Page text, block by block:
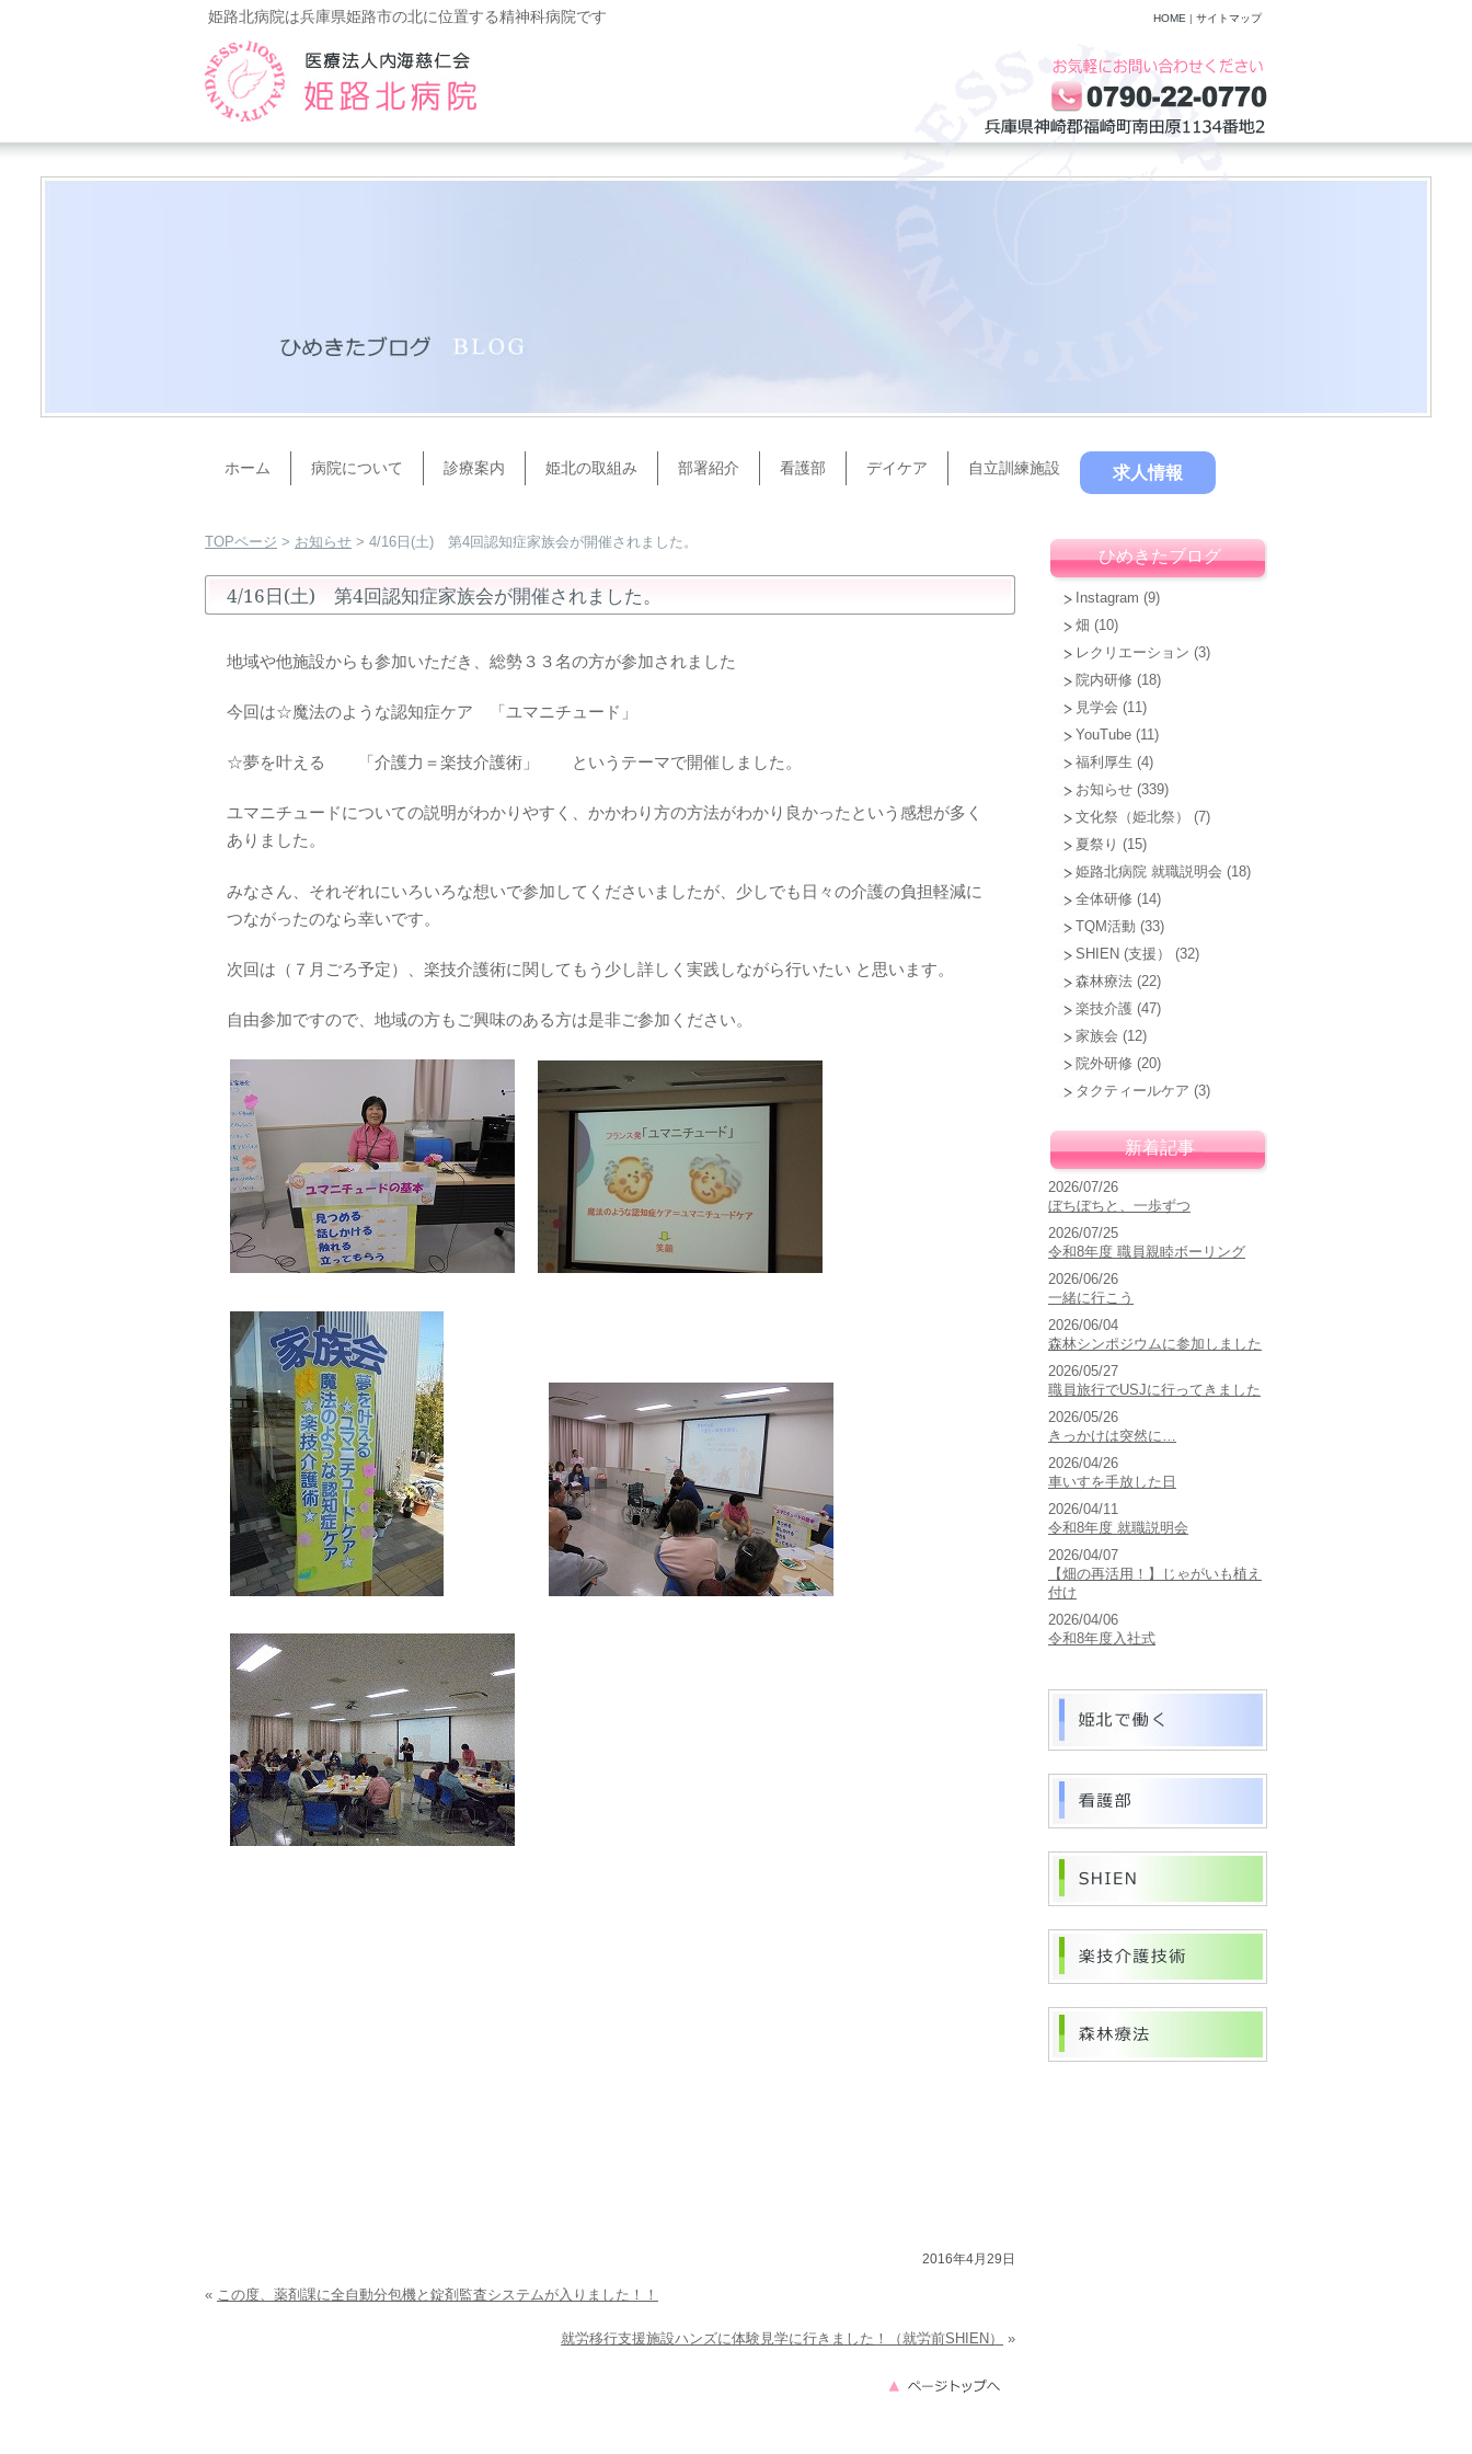
姫路北病院は兵庫県姫路市の北に位置する精神科病院です HOME | サイトマップ
ホーム 病院について 診療案内 姫北の取組み 部署紹介 看護部 デイケア 自立訓練施設 求人情報
TOPページ > お知らせ > 4/16日(土) 第4回認知症家族会が開催されました。
4/16日(土) 第4回認知症家族会が開催されました。
地域や他施設からも参加いただき、総勢３３名の方が参加されました
今回は☆魔法のような認知症ケア 「ユマニチュード」
☆夢を叶える 「介護力＝楽技介護術」 というテーマで開催しました。
ユマニチュードについての説明がわかりやすく、かかわり方の方法がわかり良かったという感想が多く
ありました。
みなさん、それぞれにいろいろな想いで参加してくださいましたが、少しでも日々の介護の負担軽減に
つながったのなら幸いです。
次回は（７月ごろ予定）、楽技介護術に関してもう少し詳しく実践しながら行いたい と思います。
自由参加ですので、地域の方もご興味のある方は是非ご参加ください。
2016年4月29日
« この度、薬剤課に全自動分包機と錠剤監査システムが入りました！！
就労移行支援施設ハンズに体験見学に行きました！（就労前SHIEN） »
ひめきたブログ
Instagram (9)
畑 (10)
レクリエーション (3)
院内研修 (18)
見学会 (11)
YouTube (11)
福利厚生 (4)
お知らせ (339)
文化祭（姫北祭）
(7)
夏祭り (15)
姫路北病院 就職説明会 (18)
全体研修 (14)
TQM活動 (33)
SHIEN (支援）
(32)
森林療法 (22)
楽技介護 (47)
家族会 (12)
院外研修 (20)
タクティールケア (3)
新着記事
2026/07/26
ぼちぼちと、一歩ずつ
2026/07/25
令和8年度 職員親睦ボーリング
2026/06/26
一緒に行こう
2026/06/04
森林シンポジウムに参加しました
2026/05/27
職員旅行でUSJに行ってきました
2026/05/26
きっかけは突然に…
2026/04/26
車いすを手放した日
2026/04/11
令和8年度 就職説明会
2026/04/07
【畑の再活用！】じゃがいも植え
付け
2026/04/06
令和8年度入社式